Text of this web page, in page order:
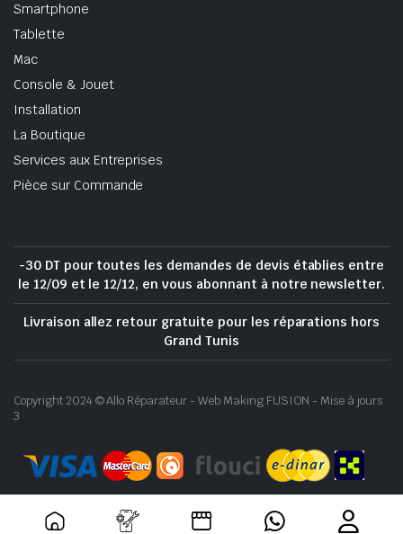
Smartphone
Tablette
Mac
Console & Jouet
Installation
La Boutique
Services aux Entreprises
Pièce sur Commande
-30 DT pour toutes les demandes de devis établies entre
le 12/09 et le 12/12, en vous abonnant à notre newsletter.
Livraison allez retour gratuite pour les réparations hors
Grand Tunis
Copyright 2024 © Allo Réparateur - Web Making FUSION - Mise à jours
3